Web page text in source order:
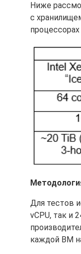
Ниже
с
Для тестов
vCPU, так и
каждой ВМ